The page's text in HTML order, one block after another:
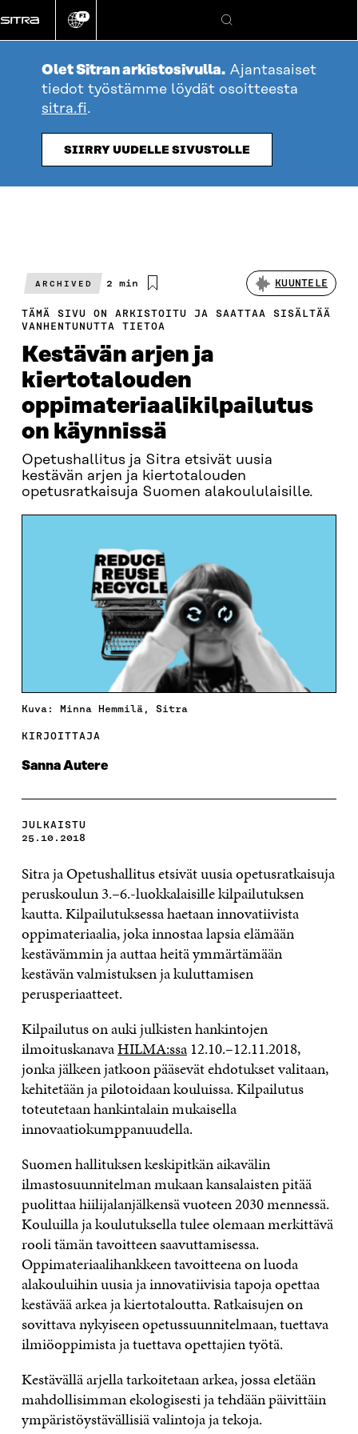
suoraan
sisältöön
Vaihda
kieli
FI
Hae
Olet Sitran arkistosivulla. Ajantasaiset
tiedot työstämme löydät osoitteesta
sitra.fi.
SIIRRY UUDELLE SIVUSTOLLE
ARCHIVED
Arvioitu
2 min KUUNTELE
TÄMÄ SIVU ON ARKISTOITU JA SAATTAA SISÄLTÄÄ
VANHENTUNUTTA TIETOA
Kestävän arjen ja
kiertotalouden
oppimateriaalikilpailutus
on käynnissä
Opetushallitus ja Sitra etsivät uusia
kestävän arjen ja kiertotalouden
opetusratkaisuja Suomen alakoululaisille.
Kuva: Minna Hemmilä, Sitra
KIRJOITTAJA
Sanna Autere
JULKAISTU
25.10.2018
Sitra ja Opetushallitus etsivät uusia opetusratkaisuja
peruskoulun 3.–6.-luokkalaisille kilpailutuksen
kautta. Kilpailutuksessa haetaan innovatiivista
oppimateriaalia, joka innostaa lapsia elämään
kestävämmin ja auttaa heitä ymmärtämään
kestävän valmistuksen ja kuluttamisen
perusperiaatteet.
Kilpailutus on auki julkisten hankintojen
ilmoituskanavaHILMA:ssa12.10.–12.11.2018,
jonka jälkeen jatkoon pääsevät ehdotukset valitaan,
kehitetään ja pilotoidaan kouluissa. Kilpailutus
toteutetaan hankintalain mukaisella
innovaatiokumppanuudella.
Suomen hallituksen keskipitkän aikavälin
ilmastosuunnitelman mukaan kansalaisten pitää
puolittaa hiilijalanjälkensä vuoteen 2030 mennessä.
Kouluilla ja koulutuksella tulee olemaan merkittävä
rooli tämän tavoitteen saavuttamisessa.
Oppimateriaalihankkeen tavoitteena on luoda
alakouluihin uusia ja innovatiivisia tapoja opettaa
kestävää arkea ja kiertotaloutta. Ratkaisujen on
sovittava nykyiseen opetussuunnitelmaan, tuettava
ilmiöoppimista ja tuettava opettajien työtä.
Kestävällä arjella tarkoitetaan arkea, jossa eletään
mahdollisimman ekologisesti ja tehdään päivittäin
ympäristöystävällisiä valintoja ja tekoja.